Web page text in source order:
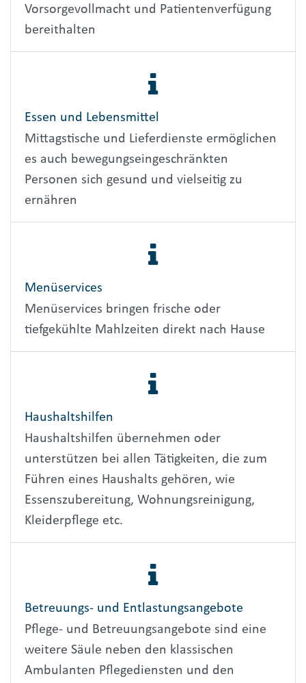
Vorsorgevollmacht und Patientenverfügung
bereithalten
Essen und Lebensmittel
Mittagstische und Lieferdienste ermöglichen
es auch bewegungseingeschränkten
Personen sich gesund und vielseitig zu
ernähren
Menüservices
Menüservices bringen frische oder
tiefgekühlte Mahlzeiten direkt nach Hause
Haushaltshilfen
Haushaltshilfen übernehmen oder
unterstützen bei allen Tätigkeiten, die zum
Führen eines Haushalts gehören, wie
Essenszubereitung, Wohnungsreinigung,
Kleiderpflege etc.
Betreuungs- und Entlastungsangebote
Pflege- und Betreuungsangebote sind eine
weitere Säule neben den klassischen
Ambulanten Pflegediensten und den